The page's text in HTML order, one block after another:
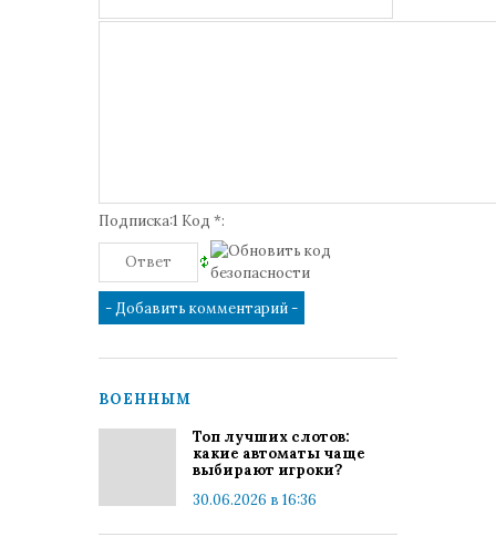
Подписка:1 Код *:
ВОЕННЫМ
Топ лучших слотов:
какие автоматы чаще
выбирают игроки?
30.06.2026 в 16:36